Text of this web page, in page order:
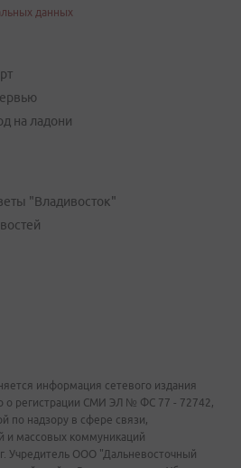
данных
на ладони
"Владивосток"
информация сетевого издания
о регистрации СМИ ЭЛ № ФС 77 - 72742,
по надзору в сфере связи,
и массовых коммуникаций
Учредитель ООО "Дальневосточный